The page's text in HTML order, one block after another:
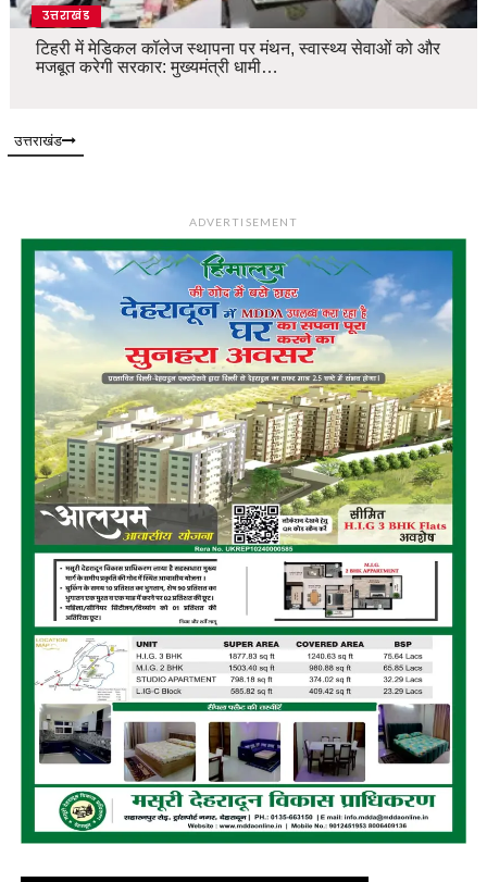
उत्तराखंड
टिहरी में मेडिकल कॉलेज स्थापना पर मंथन, स्वास्थ्य सेवाओं को और
मजबूत करेगी सरकार: मुख्यमंत्री धामी…
उत्तराखंड
ADVERTISEMENT